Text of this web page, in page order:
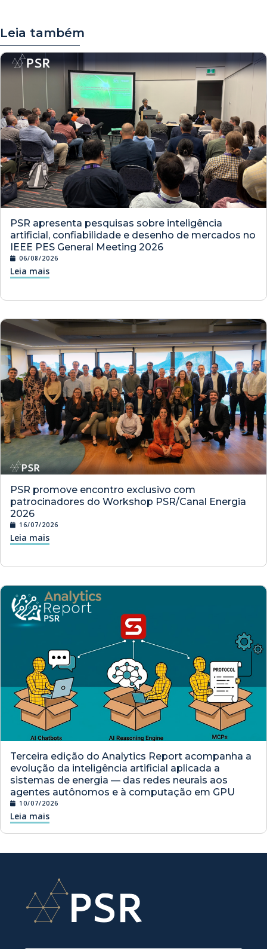
Leia também
PSR apresenta pesquisas sobre inteligência
artificial, confiabilidade e desenho de mercados no
IEEE PES General Meeting 2026
06/08/2026
Leia mais
PSR promove encontro exclusivo com
patrocinadores do Workshop PSR/Canal Energia
2026
16/07/2026
Leia mais
Terceira edição do Analytics Report acompanha a
evolução da inteligência artificial aplicada a
sistemas de energia — das redes neurais aos
agentes autônomos e à computação em GPU
10/07/2026
Leia mais